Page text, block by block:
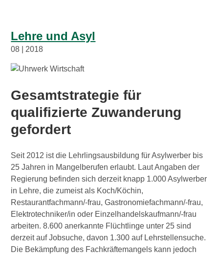
Lehre und Asyl
08 | 2018
Gesamtstrategie für
qualifizierte Zuwanderung
gefordert
Seit 2012 ist die Lehrlingsausbildung für Asylwerber bis
25 Jahren in Mangelberufen erlaubt. Laut Angaben der
Regierung befinden sich derzeit knapp 1.000 Asylwerber
in Lehre, die zumeist als Koch/Köchin,
Restaurantfachmann/-frau, Gastronomiefachmann/-frau,
Elektrotechniker/in oder Einzelhandelskaufmann/-frau
arbeiten. 8.600 anerkannte Flüchtlinge unter 25 sind
derzeit auf Jobsuche, davon 1.300 auf Lehrstellensuche.
Die Bekämpfung des Fachkräftemangels kann jedoch